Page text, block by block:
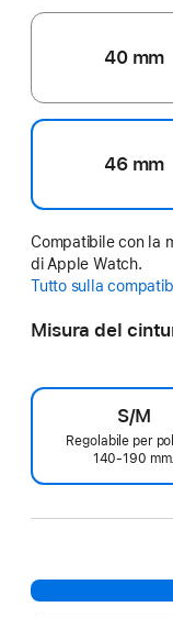
40 mm
46 mm
Compatibile con la
di Apple Watch.
Tutto sulla
Misura del
S/M
Regolabile per
140‑190 mm.